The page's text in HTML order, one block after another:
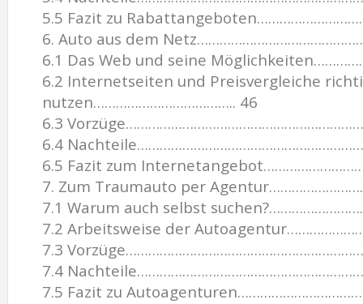
5.5 Fazit zu
6. Auto aus dem
6.1 Das Web und seine
6.2 Internetseiten und Preisvergleiche
nutzen……………………………….. 46
6.3
6.4
6.5 Fazit zum
7. Zum Traumauto per
7.1 Warum auch selbst
7.2 Arbeitsweise der
7.3
7.4
7.5 Fazit zu